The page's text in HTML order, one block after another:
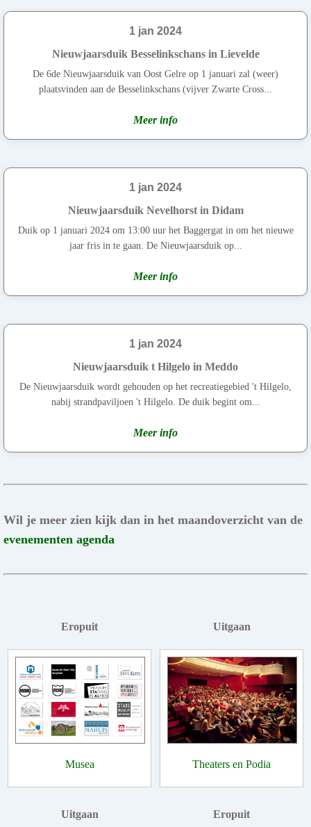
1 jan 2024
Nieuwjaarsduik Besselinkschans in Lievelde
De 6de Nieuwjaarsduik van Oost Gelre op 1 januari zal (weer)
plaatsvinden aan de Besselinkschans (vijver Zwarte Cross...
Meer info
1 jan 2024
Nieuwjaarsduik Nevelhorst in Didam
Duik op 1 januari 2024 om 13:00 uur het Baggergat in om het nieuwe
jaar fris in te gaan. De Nieuwjaarsduik op...
Meer info
1 jan 2024
Nieuwjaarsduik t Hilgelo in Meddo
De Nieuwjaarsduik wordt gehouden op het recreatiegebied 't Hilgelo,
nabij strandpaviljoen 't Hilgelo. De duik begint om...
Meer info
Wil je meer zien kijk dan in het maandoverzicht van de
evenementen agenda
Eropuit
Musea
Uitgaan
Theaters en Podia
Uitgaan Eropuit